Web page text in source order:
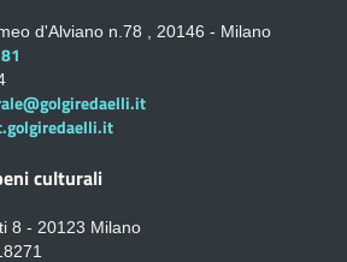
d'Alviano n.78 , 20146 - Milano
culturali
8 - 20123 Milano